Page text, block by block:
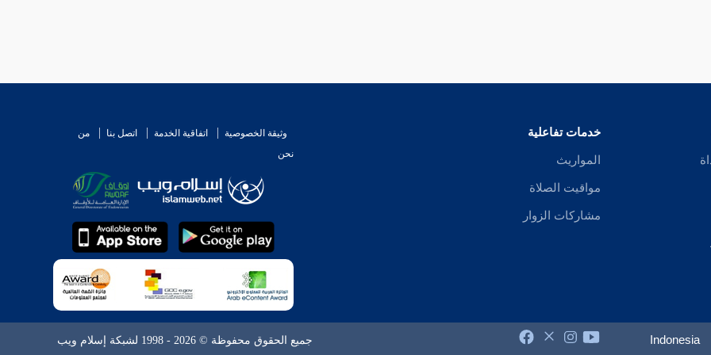
خدمات تفاعلية
المواريث
مواقيت الصلاة
مشاركات الزوار
وثيقة الخصوصية اتفاقية الخدمة اتصل بنا
من
نحن
Indonesia جميع الحقوق محفوظة © 2026 - 1998 لشبكة إسلام ويب